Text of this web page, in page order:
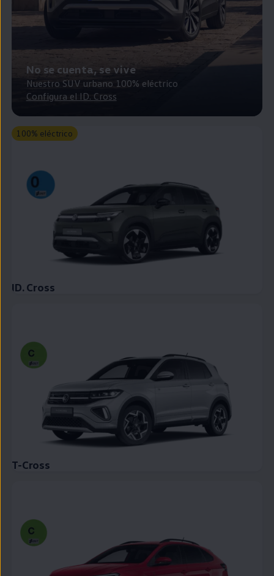
Passat
t-roc-1
Asistencia en carretera
No se cuenta, se vive
Nuestro SUV urbano 100% eléctrico
Configura el ID. Cross
100% eléctrico
ID. Cross
T-Cross